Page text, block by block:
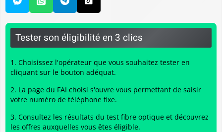
Tester son éligibilité en 3 clics
Choisissez l'opérateur que vous souhaitez tester en
cliquant sur le bouton adéquat.
La page du FAI choisi s'ouvre vous permettant de saisir
votre numéro de téléphone fixe.
Consultez les résultats du test fibre optique et découvrez
les offres auxquelles vous êtes éligible.